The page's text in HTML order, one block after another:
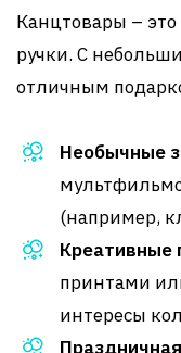
Канцтовары –
ручки. С
отличным
Необычные
(например,
Креативные
принтами
интересы